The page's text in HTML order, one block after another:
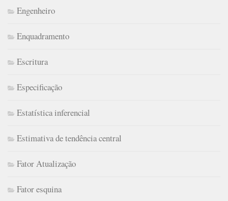
Engenheiro
Enquadramento
Escritura
Especificação
Estatística inferencial
Estimativa de tendência central
Fator Atualização
Fator esquina